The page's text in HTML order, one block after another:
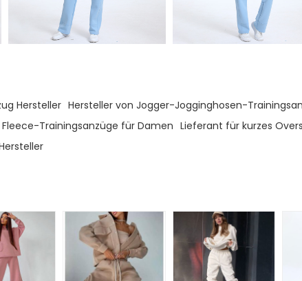
Hersteller Hersteller von Jogger-Jogginghosen-
Trainingsanzüge für Damen Lieferant für kurzes